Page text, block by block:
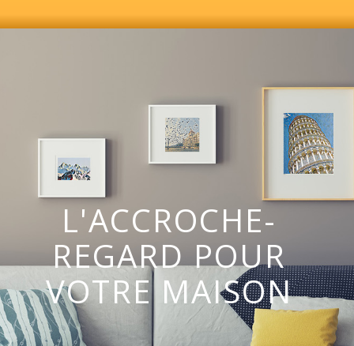
L'ACCROCHE-
REGARD POUR
VOTRE MAISON